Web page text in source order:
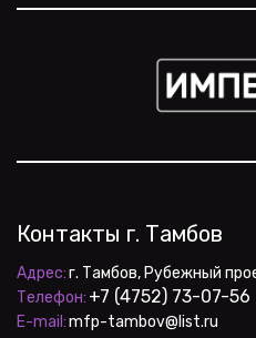
Контакты г. Тамбов
Адрес:
Телефон: +7 (4752) 73-07-56
E-mail: mfp-tambov@list.ru